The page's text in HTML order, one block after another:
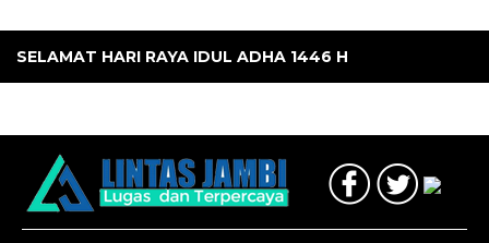
SELAMAT HARI RAYA IDUL ADHA 1446 H